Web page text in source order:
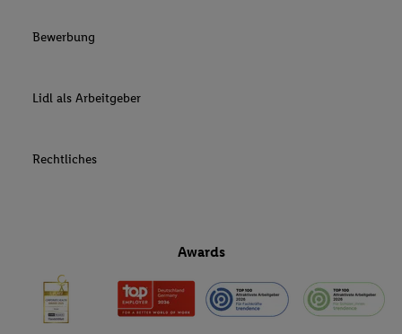
Bewerbung
Lidl als Arbeitgeber
Rechtliches
Awards